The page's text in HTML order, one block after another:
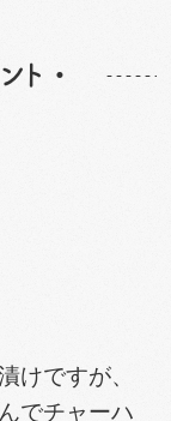
ト ・
けですが、
でチャーハ